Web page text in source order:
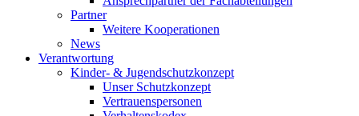
Partner
Weitere Kooperationen
News
Verantwortung
Kinder- & Jugendschutzkonzept
Unser Schutzkonzept
Vertrauenspersonen